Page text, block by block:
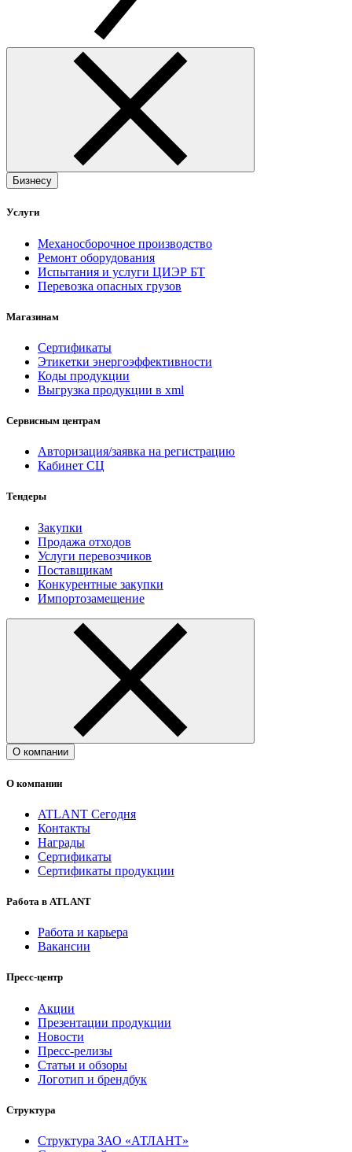
Бизнесу
Услуги
Механосборочное производство
Ремонт оборудования
Испытания и услуги ЦИЭР БТ
Перевозка опасных грузов
Магазинам
Сертификаты
Этикетки энергоэффективности
Коды продукции
Выгрузка продукции в xml
Сервисным центрам
Авторизация/заявка на регистрацию
Кабинет СЦ
Тендеры
Закупки
Продажа отходов
Услуги перевозчиков
Поставщикам
Конкурентные закупки
Импортозамещение
О компании
О компании
ATLANT Сегодня
Контакты
Награды
Сертификаты
Сертификаты продукции
Работа в ATLANT
Работа и карьера
Вакансии
Пресс-центр
Акции
Презентации продукции
Новости
Пресс-релизы
Статьи и обзоры
Логотип и брендбук
Структура
Структура ЗАО «АТЛАНТ»